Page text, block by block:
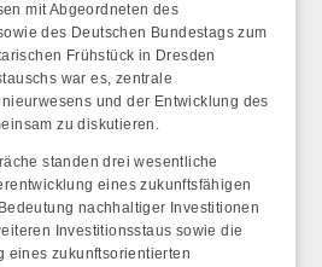
mit Abgeordneten des
des Deutschen Bundestags zum
Frühstück in Dresden
war es, zentrale
und der Entwicklung des
zu diskutieren.
standen drei wesentliche
eines zukunftsfähigen
nachhaltiger Investitionen
Investitionsstaus sowie die
eines zukunftsorientierten